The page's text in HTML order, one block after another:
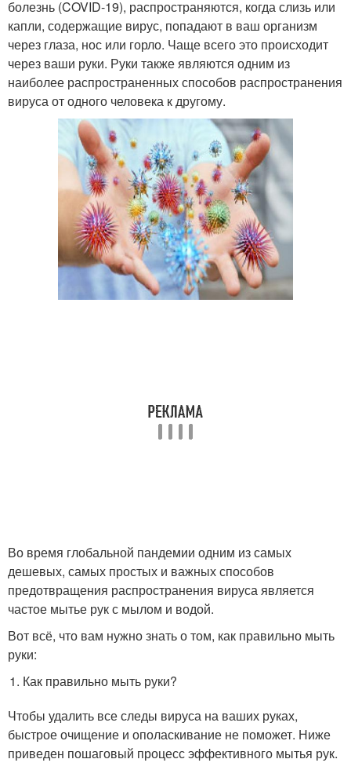
болезнь (COVID-19), распространяются, когда слизь или
капли, содержащие вирус, попадают в ваш организм
через глаза, нос или горло. Чаще всего это происходит
через ваши руки. Руки также являются одним из
наиболее распространенных способов распространения
вируса от одного человека к другому.
Во время глобальной пандемии одним из самых
дешевых, самых простых и важных способов
предотвращения распространения вируса является
частое мытье рук с мылом и водой.
Вот всё, что вам нужно знать о том, как правильно мыть
руки:
Как правильно мыть руки?
Чтобы удалить все следы вируса на ваших руках,
быстрое очищение и ополаскивание не поможет. Ниже
приведен пошаговый процесс эффективного мытья рук.